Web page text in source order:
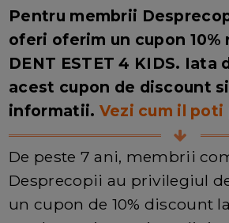
Pentru membrii
oferi oferim un cupon 10%
DENT ESTET 4 KIDS. Iata
acest cupon de discount
informatii. Vezi cum il poti
De peste 7 ani, membrii
Desprecopii au privilegiul
un cupon de 10% discount